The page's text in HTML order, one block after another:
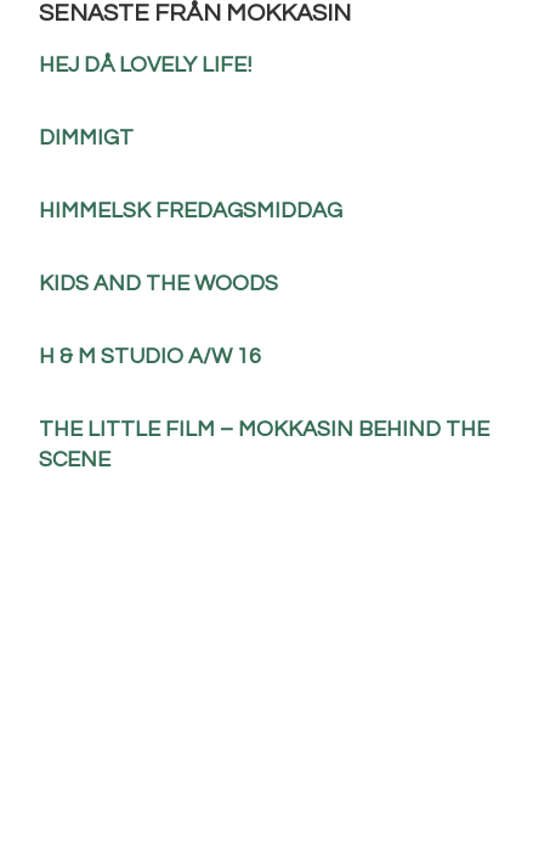
SENASTE FRÅN MOKKASIN
HEJ DÅ LOVELY LIFE!
DIMMIGT
HIMMELSK FREDAGSMIDDAG
KIDS AND THE WOODS
H & M STUDIO A/W 16
THE LITTLE FILM – MOKKASIN BEHIND THE
SCENE